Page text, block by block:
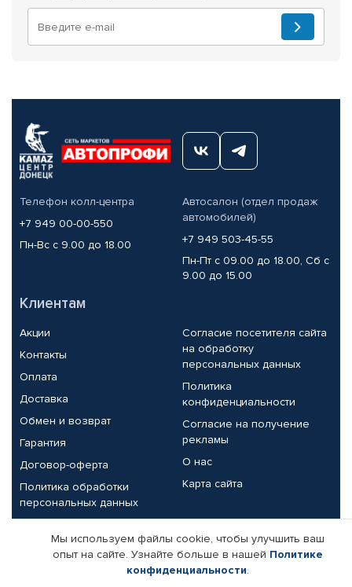
Телефон колл-центра
+7 949 00-00-550
Пн-Вс с 9.00 до 18.00
Автосалон (отдел продаж
автомобилей)
+7 949 503-45-55
Пн-Пт с 09.00 до 18.00, Сб с
9.00 до 15.00
Клиентам
Акции
Контакты
Оплата
Доставка
Обмен и возврат
Гарантия
Договор-оферта
Политика обработки
персональных данных
Согласие посетителя сайта
на обработку
персональных данных
Политика
конфиденциальности
Согласие на получение
рекламы
О нас
Карта сайта
Партнерам
Корпоративным клиентам
Реквизиты компании
Мы используем файлы cookie, чтобы улучшить ваш
опыт на сайте. Узнайте больше в нашей Политике
конфиденциальности.